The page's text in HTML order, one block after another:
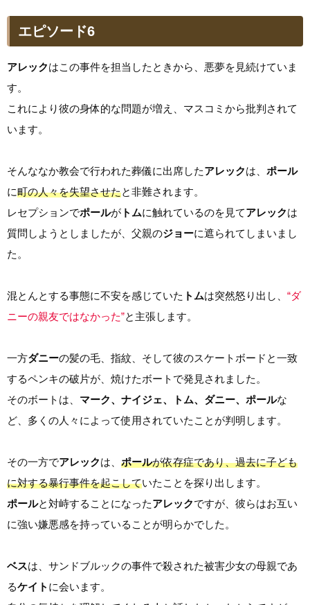
エピソード6
アレックはこの事件を担当したときから、悪夢を見続けていま
す。
これにより彼の身体的な問題が増え、マスコミから批判されて
います。
そんななか教会で行われた葬儀に出席したアレックは、 ポール
に町の人々を失望させたと非難されます。
レセプションでポールが トムに触れているのを見てアレックは
質問しようとしましたが、父親のジョーに遮られてしまいまし
た。
混とんとする事態に不安を感じていた トムは突然怒り出し、 “ダ
ニーの親友ではなかった”と主張します。
一方ダニーの髪の毛、指紋、そして彼のスケートボードと一致
するペンキの破片が、焼けたボートで発見されました。
そのボートは、 マーク、ナイジェ、トム、ダニー、ポールな
ど、多くの人々によって使用されていたことが判明します。
その一方でアレックは、 ポールが依存症であり、過去に子ども
に対する暴行事件を起こしていたことを探り出します。
ポールと対峙することになったアレックですが、彼らはお互い
に強い嫌悪感を持っていることが明らかでした。
ベスは、サンドブルックの事件で殺された被害少女の母親であ
るケイト に会います。